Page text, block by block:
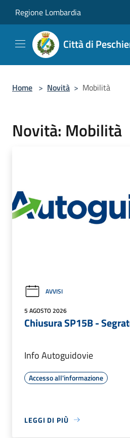
Regione Lombardia
Città di
Home > Novità > Mobilità
Novità: Mobilità
AVVISI
5 AGOSTO 2026
Chiusura SP15B -
Info Autoguidovie
Accesso all'informazione
LEGGI DI PIÙ